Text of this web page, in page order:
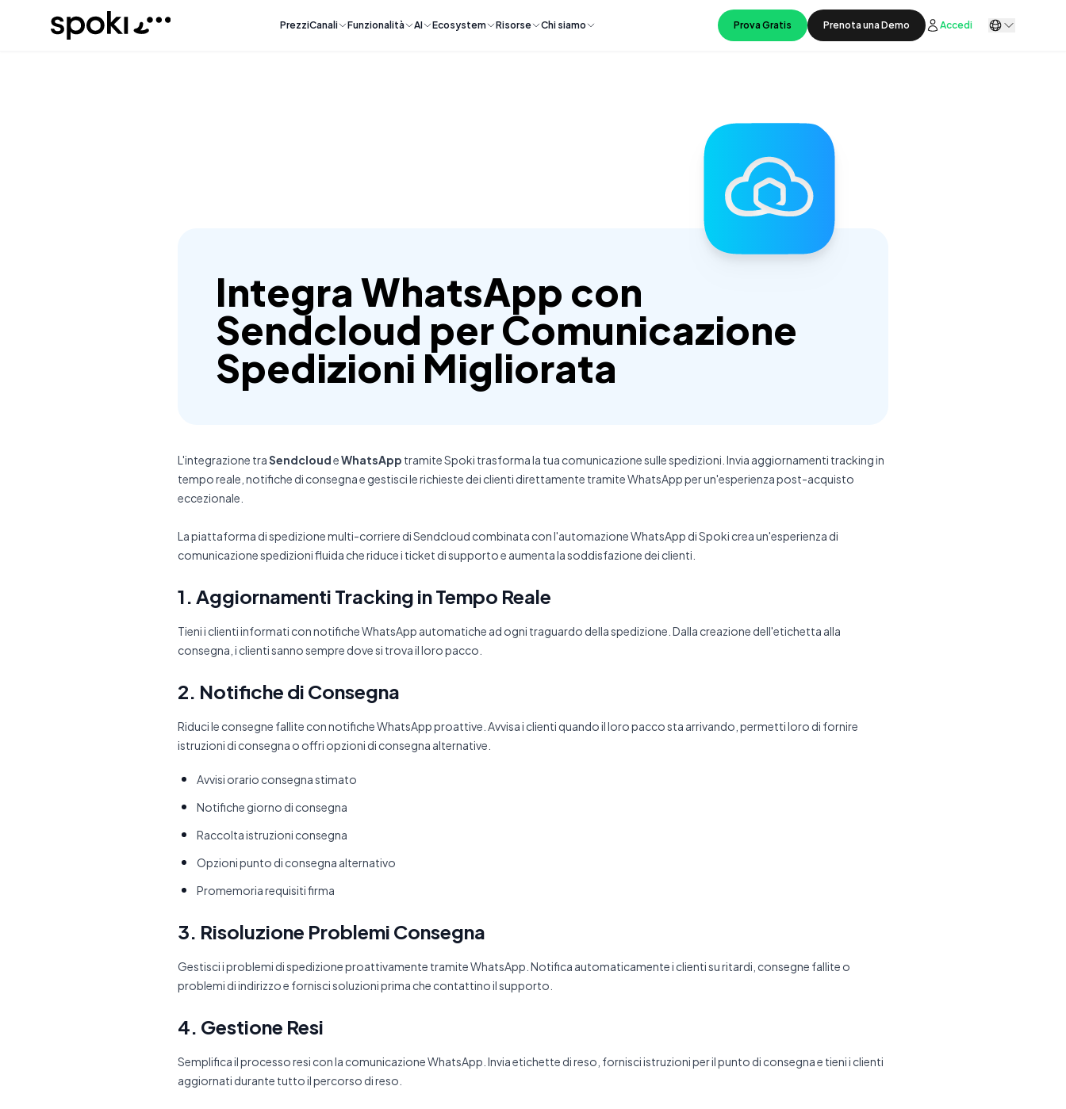
Spoki PrezziCanali Funzionalità AI Ecosystem Risorse Chi siamo Prova Gratis Prenota una Demo Accedi
Integra WhatsApp con
Sendcloud per Comunicazione
Spedizioni Migliorata
L'integrazione traSendcloudeWhatsApp tramite Spoki trasforma la tua comunicazione sulle spedizioni. Invia aggiornamenti tracking in
tempo reale, notifiche di consegna e gestisci le richieste dei clienti direttamente tramite WhatsApp per un'esperienza post-acquisto
eccezionale.
La piattaforma di spedizione multi-corriere di Sendcloud combinata con l'automazione WhatsApp di Spoki crea un'esperienza di
comunicazione spedizioni fluida che riduce i ticket di supporto e aumenta la soddisfazione dei clienti.
1. Aggiornamenti Tracking in Tempo Reale
Tieni i clienti informati con notifiche WhatsApp automatiche ad ogni traguardo della spedizione. Dalla creazione dell'etichetta alla
consegna, i clienti sanno sempre dove si trova il loro pacco.
2. Notifiche di Consegna
Riduci le consegne fallite con notifiche WhatsApp proattive. Avvisa i clienti quando il loro pacco sta arrivando, permetti loro di fornire
istruzioni di consegna o offri opzioni di consegna alternative.
Avvisi orario consegna stimato
Notifiche giorno di consegna
Raccolta istruzioni consegna
Opzioni punto di consegna alternativo
Promemoria requisiti firma
3. Risoluzione Problemi Consegna
Gestisci i problemi di spedizione proattivamente tramite WhatsApp. Notifica automaticamente i clienti su ritardi, consegne fallite o
problemi di indirizzo e fornisci soluzioni prima che contattino il supporto.
4. Gestione Resi
Semplifica il processo resi con la comunicazione WhatsApp. Invia etichette di reso, fornisci istruzioni per il punto di consegna e tieni i clienti
aggiornati durante tutto il percorso di reso.